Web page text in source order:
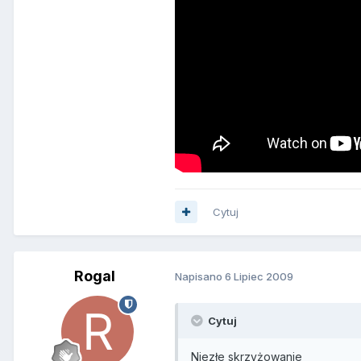
Cytuj
Rogal Napisano 6 Lipiec 2009
Cytuj
Niezłe skrzyżowanie